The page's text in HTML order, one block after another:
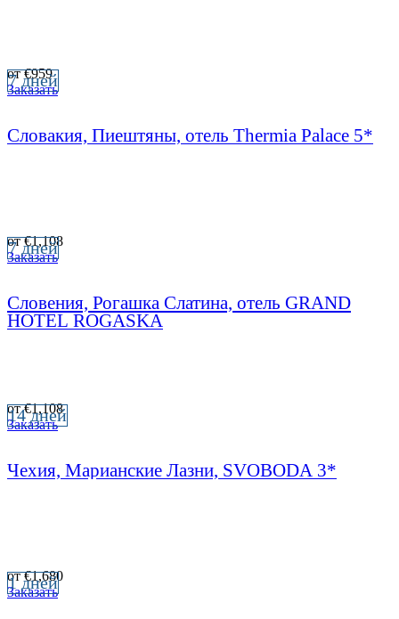
от€959
Заказать
7 дней
Словакия, Пиештяны, отель Thermia Palace 5*
от€1,108
Заказать
7 дней
Словения, Рогашка Слатина, отель GRAND
HOTEL ROGASKA
от€1,108
Заказать
14 дней
Чехия, Марианские Лазни, SVOBODA 3*
от€1,680
Заказать
1 дней